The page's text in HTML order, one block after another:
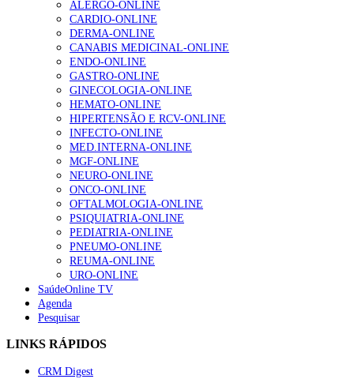
Enfermagem Forense. “Da urgência ao tribunal, cada
gesto conta e cada profissional faz a diferença”
203 visualizações
Alguns milhares de utentes podem ficar sem médico de
família com nova regras do registo, alerta associação
162 visualizações
“Os programas de rastreio do cancro do pulmão são
custo-efetivos e representam um investimento
sustentável para os sistemas de saúde”
94 visualizações
Quase quatro em cada dez doentes com enfarte
88 visualizações
ALERGO-ONLINE
CARDIO-ONLINE
DERMA-ONLINE
CANABIS MEDICINAL-ONLINE
ENDO-ONLINE
GASTRO-ONLINE
GINECOLOGIA-ONLINE
HEMATO-ONLINE
HIPERTENSÃO E RCV-ONLINE
INFECTO-ONLINE
MED.INTERNA-ONLINE
MGF-ONLINE
NEURO-ONLINE
ONCO-ONLINE
OFTALMOLOGIA-ONLINE
PSIQUIATRIA-ONLINE
PEDIATRIA-ONLINE
PNEUMO-ONLINE
REUMA-ONLINE
URO-ONLINE
SaúdeOnline TV
Agenda
Pesquisar
LINKS RÁPIDOS
CRM Digest